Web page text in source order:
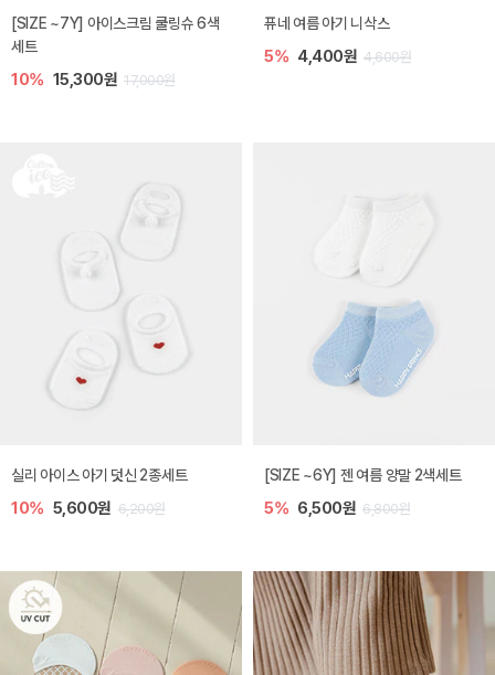
[SIZE ~7Y] 아이스크림 쿨링슈 6색
세트
10% 15,300원 17,000원
퓨네 여름 아기 니삭스
5% 4,400원 4,600원
실리 아이스 아기 덧신 2종세트
10% 5,600원 6,200원
[SIZE ~6Y] 젠 여름 양말 2색세트
5% 6,500원 6,800원